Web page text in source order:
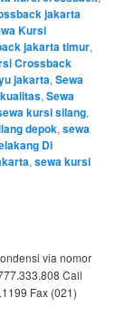
jakarta
Kursi
jakarta timur,
Crossback
jakarta,Sewa
,Sewa
kursi silang,
depok,sewa
Di
,sewa kursi
via nomor
Call
Fax (021)